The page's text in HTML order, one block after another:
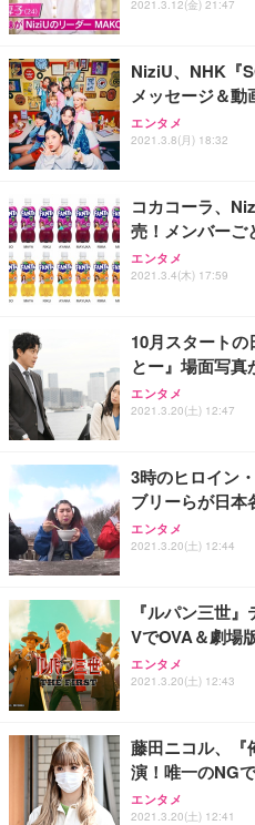
能 人間工学 椅子
ョン PCチェア 通
務用 おしゃれ パ
Sezlife オフィスチ
ワーク チェア 強
能 人間工学 椅子
務用 おしゃれ パ
ANDWINT オフィ
ッシュ 通気性 ラ
ス圧無段階昇降
フック付き（CFI-
【整備済み品】
ー フルHD（
ort/VGA スピーカ
【MiniLED/
HOOTER Gaming
グモニター QD
り 単品
Smart Basic(スマ
限定】 Smart
超厚型 お徳用 ワイ
アイリスオーヤマ
ュラー 200枚入【
2021.3.12(金) 21:47
NiziU、NHK『
メッセージ＆動
エンタメ
2021.3.8(月) 18:32
コカコーラ、
売！メンバーご
エンタメ
2021.3.4(木) 17:59
10月スタート
とー』場面写真
エンタメ
2021.3.20(土) 12:47
3時のヒロイン
ブリーらが日本
エンタメ
2021.3.20(土) 12:44
『ルパン三世
VでOVA＆劇場
エンタメ
2021.3.20(土) 12:43
藤田ニコル、『
演！唯一のNG
エンタメ
2021.3.20(土) 12:41